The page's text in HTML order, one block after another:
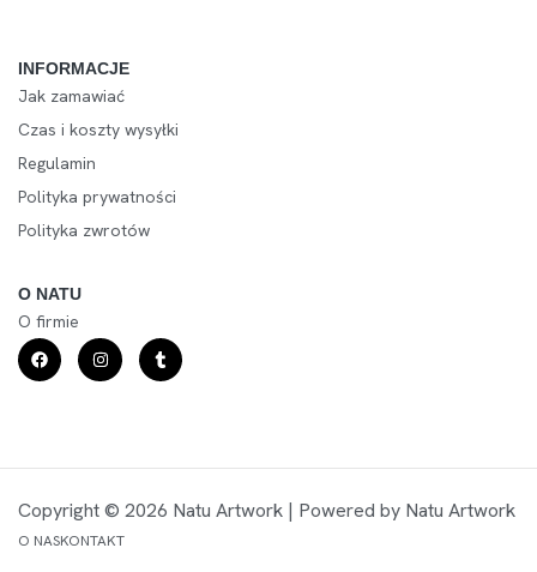
INFORMACJE
Jak zamawiać
Czas i koszty wysyłki
Regulamin
Polityka prywatności
Polityka zwrotów
O NATU
O firmie
Copyright © 2026 Natu Artwork | Powered by Natu Artwork
O NASKONTAKT